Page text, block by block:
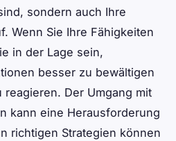
sondern auch Ihre
Wenn Sie Ihre Fähigkeiten
in der Lage sein,
besser zu bewältigen
Der Umgang mit
kann eine Herausforderung
richtigen Strategien können